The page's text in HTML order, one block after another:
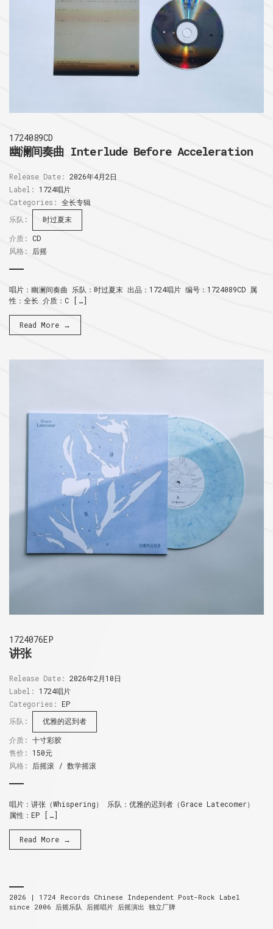
1724089CD
幽澜间奏曲 Interlude Before Acceleration
Release Date: 2026年4月2日
Label:
1724唱片
Categories: 全长专辑
乐队:
时过夏末
介质: CD
风格:
后摇
唱片：幽澜间奏曲 乐队：时过夏末 出品：1724唱片 编号：1724089CD 属
性：全长 介质：C […]
Read More →
1724076EP
讲张
Release Date: 2026年2月10日
Label:
1724唱片
Categories: EP
乐队:
优雅的迟到者
介质: 十寸彩胶
售价: 150元
风格:
后摇滚 / 数学摇滚
唱片：讲张（Whispering） 乐队：优雅的迟到者（Grace Latecomer）
属性：EP […]
Read More →
2026 | 1724 Records Chinese Independent Post-Rock Label
since 2006
后摇乐队 后摇唱片 后摇演出 独立厂牌